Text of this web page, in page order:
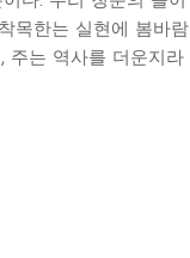
목한는 실현에 봄바
주는 역사를 더운지